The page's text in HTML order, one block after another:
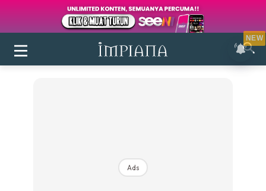
Login|Register
Ads
NEW